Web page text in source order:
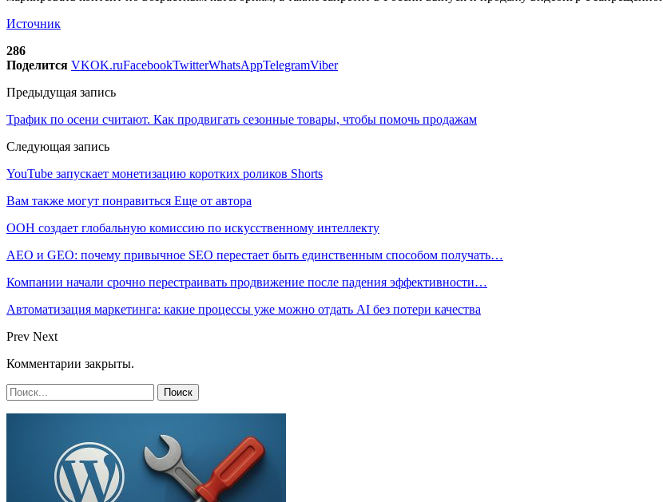
Источник
286
Поделится VKOK.ruFacebookTwitterWhatsAppTelegramViber
Предыдущая запись
Трафик по осени считают. Как продвигать сезонные товары, чтобы помочь продажам
Следующая запись
YouTube запускает монетизацию коротких роликов Shorts
Вам также могут понравиться Еще от автора
ООН создает глобальную комиссию по искусственному интеллекту
AEO и GEO: почему привычное SEO перестает быть единственным способом получать…
Компании начали срочно перестраивать продвижение после падения эффективности…
Автоматизация маркетинга: какие процессы уже можно отдать AI без потери качества
Prev Next
Комментарии закрыты.